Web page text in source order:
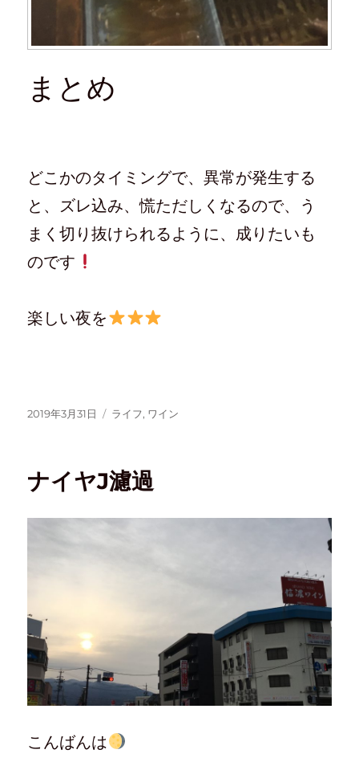
まとめ
どこかのタイミングで、異常が発生する
と、ズレ込み、慌ただしくなるので、う
まく切り抜けられるように、成りたいも
のです
楽しい夜を
2019年3月31日 ライフ, ワイン
ナイヤJ濾過
こんばんは